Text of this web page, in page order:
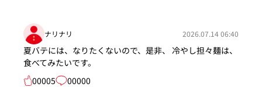
ナリナリ 2026.07.14 06:40
夏バテには、なりたくないので、是非、 冷やし担々麺は、
食べてみたいです。
00005
00000